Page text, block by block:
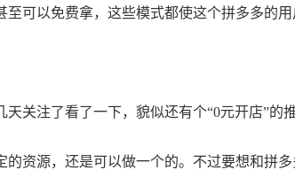
可以免费拿，这些模式都使这个拼多多的
关注了看了一下，貌似还有个“0元开店”的
资源，还是可以做一个的。不过要想和拼